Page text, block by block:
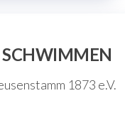
1873 e.V.